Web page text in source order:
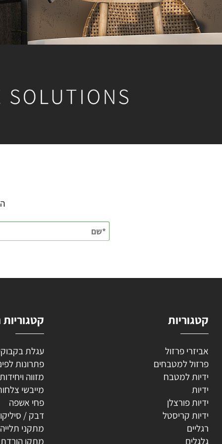
פרזול
למטבחים
קטגוריות
עגלת בקבוקים
פתרונות לפינה